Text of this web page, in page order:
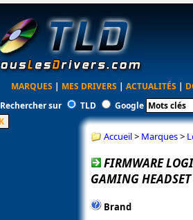
MARQUES | MES DRIVERS | ACTUALITÉS |
Rechercher sur
TLD Google
Accueil> Marques>
FIRMWARE
GAMING
Brand